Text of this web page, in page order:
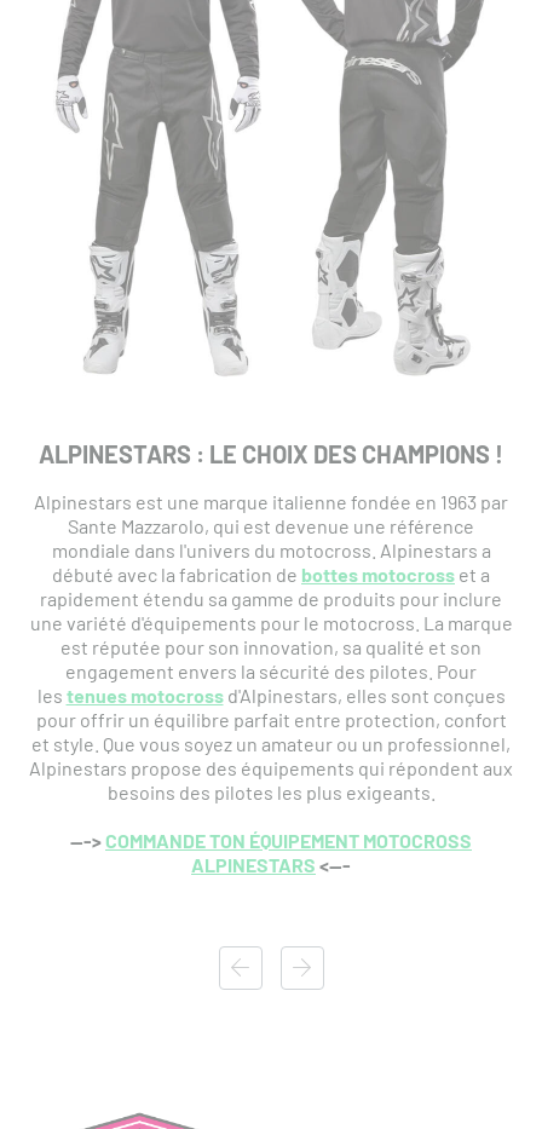
ALPINESTARS : LE CHOIX DES CHAMPIONS !
Alpinestars est une marque italienne fondée en 1963 par
Sante Mazzarolo, qui est devenue une référence
mondiale dans l'univers du motocross. Alpinestars a
débuté avec la fabrication de bottes motocross et a
rapidement étendu sa gamme de produits pour inclure
une variété d'équipements pour le motocross. La marque
est réputée pour son innovation, sa qualité et son
engagement envers la sécurité des pilotes. Pour
les tenues motocrossd'Alpinestars, elles sont conçues
pour offrir un équilibre parfait entre protection, confort
et style. Que vous soyez un amateur ou un professionnel,
Alpinestars propose des équipements qui répondent aux
besoins des pilotes les plus exigeants.
--->COMMANDE TON ÉQUIPEMENT MOTOCROSS
ALPINESTARS <---